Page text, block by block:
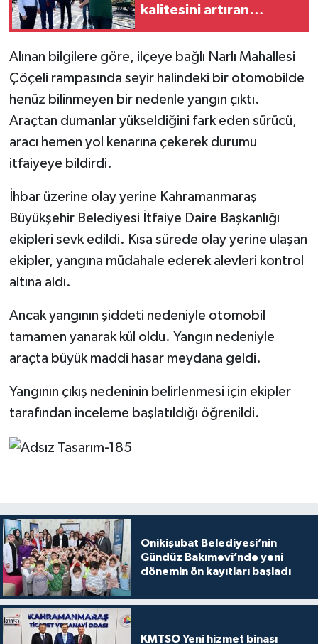
kalitesini artıran
Alınan bilgilere göre, ilçeye bağlı Narlı Mahallesi
Çöçeli rampasında seyir halindeki bir otomobilde
henüz bilinmeyen bir nedenle yangın çıktı.
Araçtan dumanlar yükseldiğini fark eden sürücü,
aracı hemen yol kenarına çekerek durumu
itfaiyeye bildirdi.
İhbar üzerine olay yerine Kahramanmaraş
Büyükşehir Belediyesi İtfaiye Daire Başkanlığı
ekipleri sevk edildi. Kısa sürede olay yerine ulaşan
ekipler, yangına müdahale ederek alevleri kontrol
altına aldı.
Ancak yangının şiddeti nedeniyle otomobil
tamamen yanarak kül oldu. Yangın nedeniyle
araçta büyük maddi hasar meydana geldi.
Yangının çıkış nedeninin belirlenmesi için ekipler
tarafından inceleme başlatıldığı öğrenildi.
Onikişubat Belediyesi’nin
Gündüz Bakımevi’nde yeni
dönemin ön kayıtları başladı
KMTSO Yeni hizmet binası